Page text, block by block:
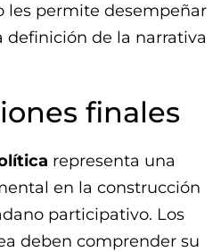
les permite desempeñar
definición de la narrativa
finales
representa una
en la construcción
participativo. Los
deben comprender su